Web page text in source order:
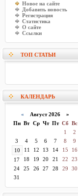
Новое на сайте
Добавить новость
Регистрация
Статистика
О сайте
Ссылки
ТОП СТАТЬИ
КАЛЕНДАРЬ
«
Август 2026 »
Пн Вт Ср Чт Пт Сб Вс
1
2
3
4 5 6 7 8
9
10
11 12 13 14 15
16
17
18 19 20 21 22
23
24
25 26 27 28 29
30
31